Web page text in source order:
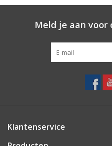
oplopend tot wel 81%)
Meld je aan voor
Klantenservice